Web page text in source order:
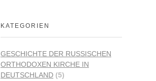
KATEGORIEN
GESCHICHTE DER RUSSISCHEN
ORTHODOXEN KIRCHE IN
DEUTSCHLAND (5)